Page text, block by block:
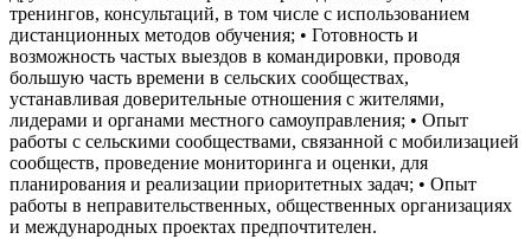
тренингов, консультаций, в том числе с использованием
дистанционных методов обучения; • Готовность и
возможность частых выездов в командировки, проводя
большую часть времени в сельских сообществах,
устанавливая доверительные отношения с жителями,
лидерами и органами местного самоуправления; • Опыт
работы с сельскими сообществами, связанной с мобилизацией
сообществ, проведение мониторинга и оценки, для
планирования и реализации приоритетных задач; • Опыт
работы в неправительственных, общественных организациях
и международных проектах предпочтителен.